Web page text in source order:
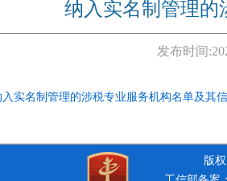
纳入实名制管理的
发布时间:
入实名制管理的涉税专业服务机构名单及其
版